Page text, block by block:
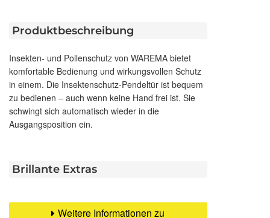
Produktbeschreibung
Insekten- und Pollenschutz von WAREMA bietet
komfortable Bedienung und wirkungsvollen Schutz
in einem. Die Insektenschutz-Pendeltür ist bequem
zu bedienen – auch wenn keine Hand frei ist. Sie
schwingt sich automatisch wieder in die
Ausgangsposition ein.
Brillante Extras
Weitere Informationen zu